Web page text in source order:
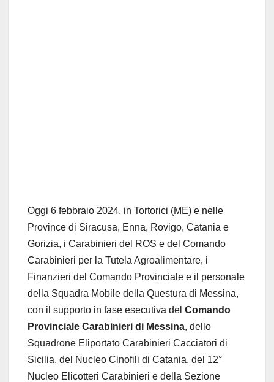
Oggi 6 febbraio 2024, in Tortorici (ME) e nelle
Province di Siracusa, Enna, Rovigo, Catania e
Gorizia, i Carabinieri del ROS e del Comando
Carabinieri per la Tutela Agroalimentare, i
Finanzieri del Comando Provinciale e il personale
della Squadra Mobile della Questura di Messina,
con il supporto in fase esecutiva del Comando
Provinciale Carabinieri di Messina, dello
Squadrone Eliportato Carabinieri Cacciatori di
Sicilia, del Nucleo Cinofili di Catania, del 12°
Nucleo Elicotteri Carabinieri e della Sezione